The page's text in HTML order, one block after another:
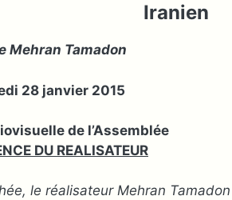
Iranien
Mehran Tamadon
28 janvier 2015
de l’Assemblée
DU REALISATEUR
le réalisateur Mehran